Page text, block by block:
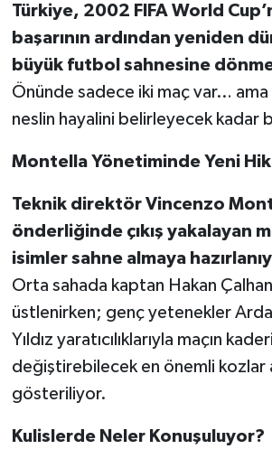
Türkiye, 2002 FIFA World
başarının ardından yeniden
büyük futbol sahnesine
Önünde sadece iki maç var…
neslin hayalini belirleyecek kadar
Montella Yönetiminde Yeni
Teknik direktör Vincenzo
önderliğinde çıkış yakalayan
isimler sahne almaya
Orta sahada kaptan Hakan
üstlenirken; genç yetenekler
Yıldız yaratıcılıklarıyla maçın
değiştirebilecek en önemli kozlar
gösteriliyor.
Kulislerde Neler Konuşuluyor?